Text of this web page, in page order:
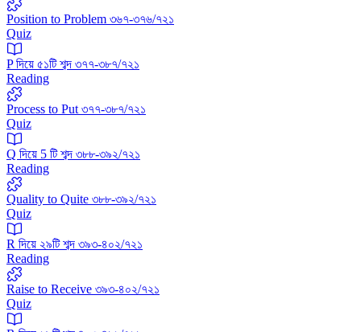
Position to Problem ৩৬৭-৩৭৬/৭২১
Quiz
P দিয়ে ৫১টি শব্দ ৩৭৭-৩৮৭/৭২১
Reading
Process to Put ৩৭৭-৩৮৭/৭২১
Quiz
Q দিয়ে 5 টি শব্দ ৩৮৮-৩৯২/৭২১
Reading
Quality to Quite ৩৮৮-৩৯২/৭২১
Quiz
R দিয়ে ২৯টি শব্দ ৩৯৩-৪০২/৭২১
Reading
Raise to Receive ৩৯৩-৪০২/৭২১
Quiz